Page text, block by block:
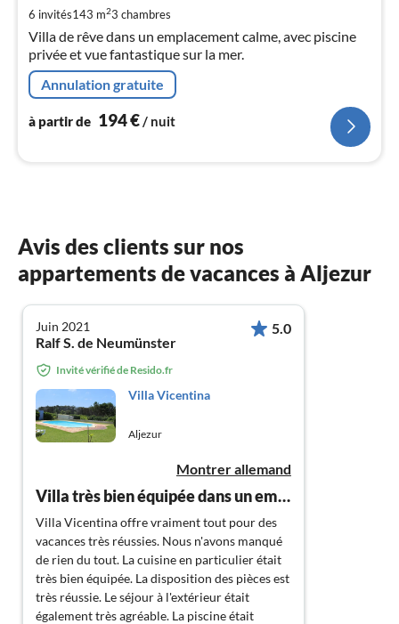
6 invités143 m23 chambres
Villa de rêve dans un emplacement calme, avec piscine
privée et vue fantastique sur la mer.
Annulation gratuite
à partir de 194€ / nuit
Avis des clients sur nos
appartements de vacances à Aljezur
Juin 2021
Ralf S. de Neumünster
5.0
Invité vérifié de Resido.fr
Villa Vicentina
Aljezur
Montrer allemand
Villa très bien équipée dans un emplacement très bon !
Villa Vicentina offre vraiment tout pour des
vacances très réussies. Nous n'avons manqué
de rien du tout. La cuisine en particulier était
très bien équipée. La disposition des pièces est
très réussie. Le séjour à l'extérieur était
également très agréable. La piscine était